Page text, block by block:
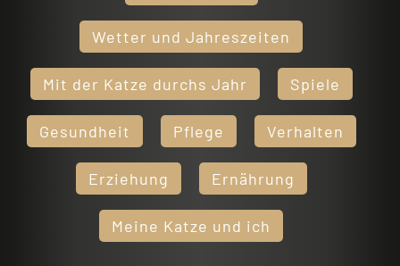
Wetter und Jahreszeiten
Mit der Katze durchs Jahr Spiele
Gesundheit Pflege Verhalten
Erziehung Ernährung
Meine Katze und ich